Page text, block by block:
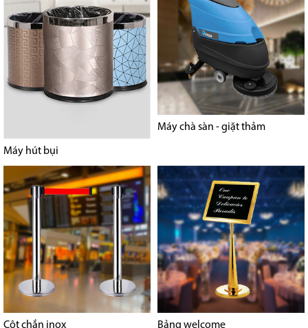
Máy hút bụi
Máy chà sàn - giặt thảm
Cột chắn inox Bảng welcome